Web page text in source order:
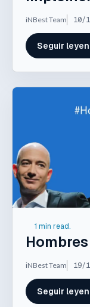
iNBest Team 10/
Seguir
1 min read.
iNBest Team 19/
Seguir